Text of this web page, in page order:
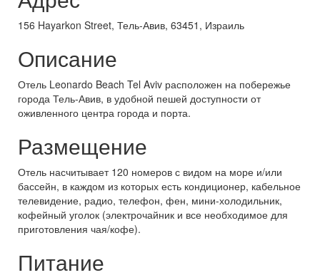
156 Hayarkon Street, Тель-Авив, 63451, Израиль
Описание
Отель Leonardo Beach Tel Aviv расположен на побережье
города Тель-Авив, в удобной пешей доступности от
оживленного центра города и порта.
Размещение
Отель насчитывает 120 номеров с видом на море и/или
бассейн, в каждом из которых есть кондиционер, кабельное
телевидение, радио, телефон, фен, мини-холодильник,
кофейный уголок (электрочайник и все необходимое для
приготовления чая/кофе).
Питание